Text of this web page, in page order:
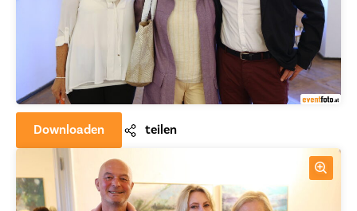
Downloaden teilen